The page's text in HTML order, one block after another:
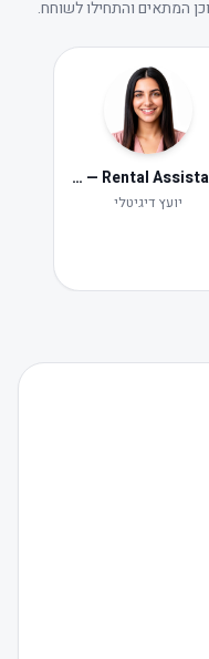
Neta — Rental Assistant
יועץ דיגיטלי